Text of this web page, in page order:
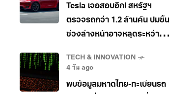
Tesla เจอสอบอีก! สหรัฐฯ
ตรวจรถกว่า 1.2 ล้านคัน ปมชิ้น
ช่วงล่างหน้าอาจหลุดระหว่าง
TECH & INNOVATION
4 วัน ago
พบข้อมูลมหาดไทย-ทะเบียนรถ